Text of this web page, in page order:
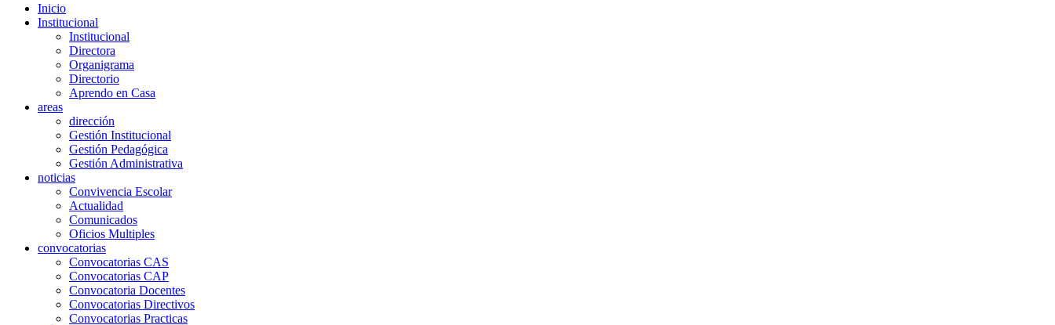
Inicio
Institucional
Institucional
Directora
Organigrama
Directorio
Aprendo en Casa
areas
dirección
Gestión Institucional
Gestión Pedagógica
Gestión Administrativa
noticias
Convivencia Escolar
Actualidad
Comunicados
Oficios Multiples
convocatorias
Convocatorias CAS
Convocatorias CAP
Convocatoria Docentes
Convocatorias Directivos
Convocatorias Practicas